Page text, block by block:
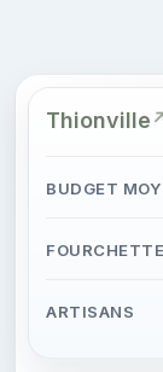
Thionville